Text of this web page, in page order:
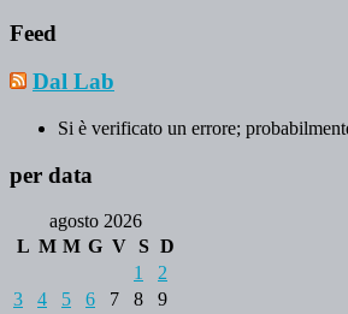
Feed
Dal Lab
Si è verificato un errore;
per data
agosto 2026
L M M G V S D
1
2
3
4 5 6 7 8
9